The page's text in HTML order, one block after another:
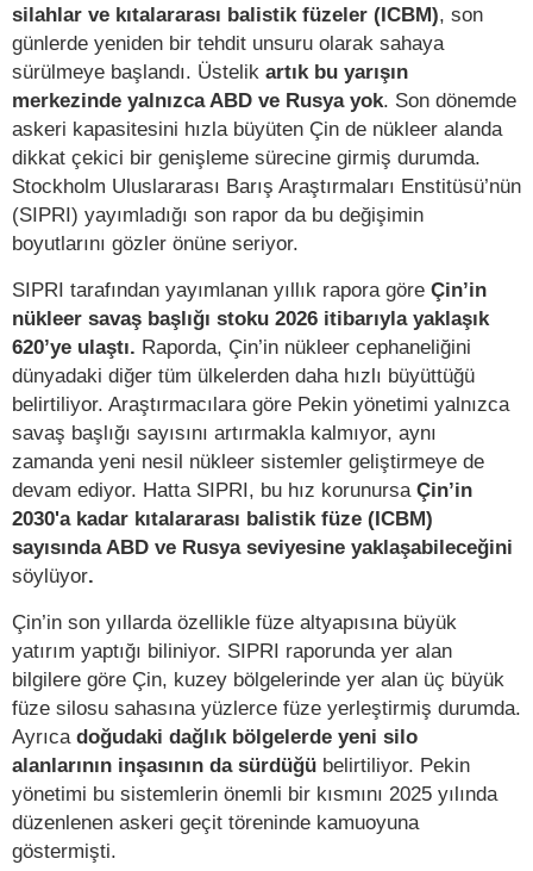
silahlar ve kıtalararası balistik füzeler (ICBM), son
günlerde yeniden bir tehdit unsuru olarak sahaya
sürülmeye başlandı. Üstelik artık bu yarışın
merkezinde yalnızca ABD ve Rusya yok. Son dönemde
askeri kapasitesini hızla büyüten Çin de nükleer alanda
dikkat çekici bir genişleme sürecine girmiş durumda.
Stockholm Uluslararası Barış Araştırmaları Enstitüsü’nün
(SIPRI) yayımladığı son rapor da bu değişimin
boyutlarını gözler önüne seriyor.
SIPRI tarafından yayımlanan yıllık rapora göre Çin’in
nükleer savaş başlığı stoku 2026 itibarıyla yaklaşık
620’ye ulaştı. Raporda, Çin’in nükleer cephaneliğini
dünyadaki diğer tüm ülkelerden daha hızlı büyüttüğü
belirtiliyor. Araştırmacılara göre Pekin yönetimi yalnızca
savaş başlığı sayısını artırmakla kalmıyor, aynı
zamanda yeni nesil nükleer sistemler geliştirmeye de
devam ediyor. Hatta SIPRI, bu hız korunursa Çin’in
2030'a kadar kıtalararası balistik füze (ICBM)
sayısında ABD ve Rusya seviyesine yaklaşabileceğini
söylüyor.
Çin’in son yıllarda özellikle füze altyapısına büyük
yatırım yaptığı biliniyor. SIPRI raporunda yer alan
bilgilere göre Çin, kuzey bölgelerinde yer alan üç büyük
füze silosu sahasına yüzlerce füze yerleştirmiş durumda.
Ayrıca doğudaki dağlık bölgelerde yeni silo
alanlarının inşasının da sürdüğü belirtiliyor. Pekin
yönetimi bu sistemlerin önemli bir kısmını 2025 yılında
düzenlenen askeri geçit töreninde kamuoyuna
göstermişti.